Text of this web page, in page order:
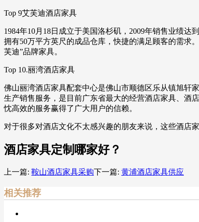
Top 9艾芙迪酒店家具
1984年10月18日成立于美国洛杉矶，2009年销售业绩
拥有50万平方英尺的成品仓库，快捷的满足顾客的需求
芙迪”品牌家具。
Top 10.丽湾酒店家具
佛山丽湾酒店家具配套中心是佛山市顺德区乐从镇旭轩
生产销售服务，是目前广东省最大的经营酒店家具、酒
忱高效的服务赢得了广大用户的信赖。
对于很多对酒店文化不太感兴趣的朋友来说，这些酒店
酒店家具定制哪家好？
上一篇: 鞍山酒店家具采购下一篇: 黄浦酒店家具供应
相关推荐